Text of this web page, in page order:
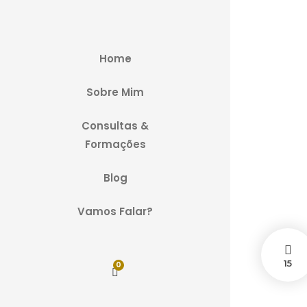
Home
Sobre Mim
Consultas &
Formações
Blog
Vamos Falar?
0 15